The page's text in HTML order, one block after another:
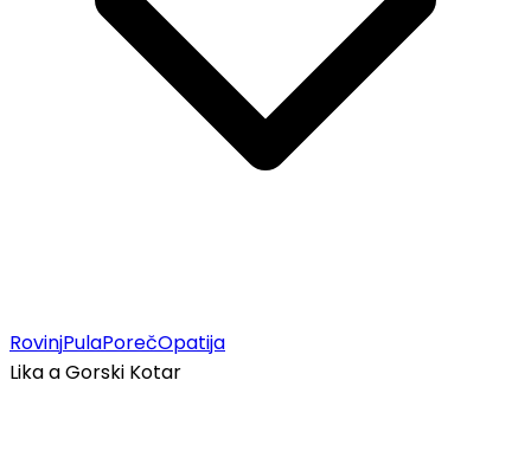
RovinjPulaPorečOpatija
Lika a Gorski Kotar